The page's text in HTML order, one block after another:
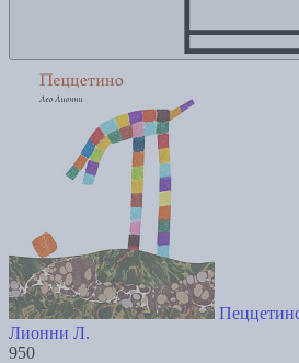
Лионни Л.
950